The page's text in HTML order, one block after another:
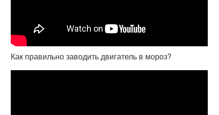
Как правильно заводить двигатель в мороз?